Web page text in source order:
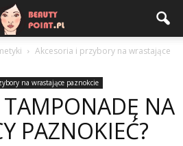
Akcesoria i przybory na wrastające
na wrastające paznokcie
TAMPONADĘ NA
PAZNOKIEĆ?